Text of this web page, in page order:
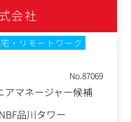
会社
・リモートワーク
No.87069
マネージャー候補
品川タワー